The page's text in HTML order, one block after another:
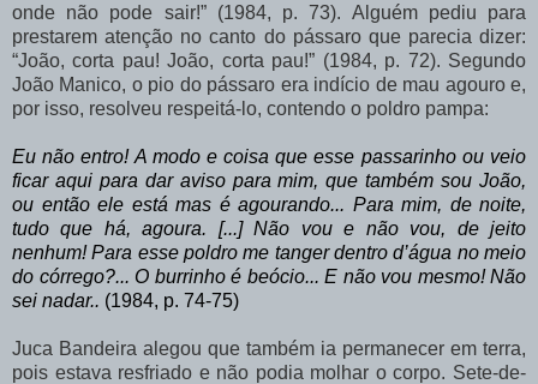
onde não pode sair!” (1984, p. 73). Alguém pediu
para
prestarem atenção no canto do pássaro que parecia dizer:
“João, corta pau! João, corta pau!” (1984, p. 72). Segundo
João Manico, o pio do pássaro era indício de mau agouro e,
por isso, resolveu respeitá-lo, contendo o poldro pampa:
Eu não entro! A modo e coisa que esse passarinho ou veio
ficar aqui para dar aviso para mim, que também sou João,
ou então ele está mas é agourando... Para mim, de noite,
tudo que há, agoura. [...] Não vou e não vou, de jeito
nenhum! Para esse poldro me tanger dentro d’água no meio
do córrego?... O burrinho é beócio... E não vou mesmo! Não
sei nadar.. (1984, p. 74-75)
Juca Bandeira alegou que também ia permanecer em terra,
pois estava resfriado e não podia molhar o corpo. Sete-de-